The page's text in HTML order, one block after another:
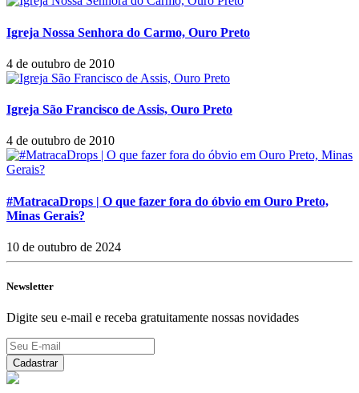
Igreja Nossa Senhora do Carmo, Ouro Preto
4 de outubro de 2010
Igreja São Francisco de Assis, Ouro Preto
4 de outubro de 2010
#MatracaDrops | O que fazer fora do óbvio em Ouro Preto,
Minas Gerais?
10 de outubro de 2024
Newsletter
Digite seu e-mail e receba gratuitamente nossas novidades